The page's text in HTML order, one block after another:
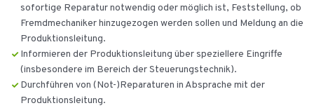
sofortige Reparatur notwendig oder möglich ist, Feststellung, ob
Fremdmechaniker hinzugezogen werden sollen und Meldung an die
Produktionsleitung.
Informieren der Produktionsleitung über speziellere Eingriffe
(insbesondere im Bereich der Steuerungstechnik).
Durchführen von (Not-)Reparaturen in Absprache mit der
Produktionsleitung.